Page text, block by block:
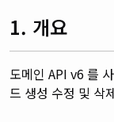
1. 개요
도메인 API v6 를
드 생성 수정 및 삭